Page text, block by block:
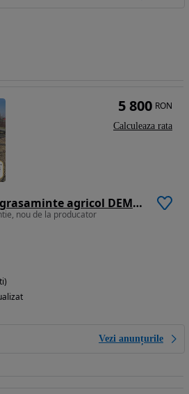
Alta Distribuitor ingrasaminte agricol DEMAROL 600 - 1600 kg
nou de la producator
Vezi anunțurile
5 800 RON
Calculeaza rata